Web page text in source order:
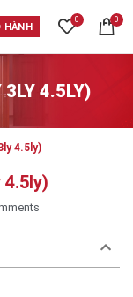
HÀNH
0 0
4.5LY)
4.5ly)
4.5ly)